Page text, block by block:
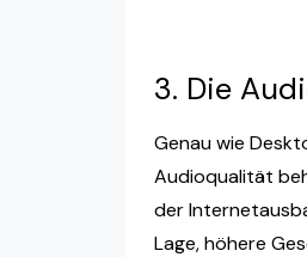
3. Die
Genau wie
Audioqualität
der
Lage, höhere